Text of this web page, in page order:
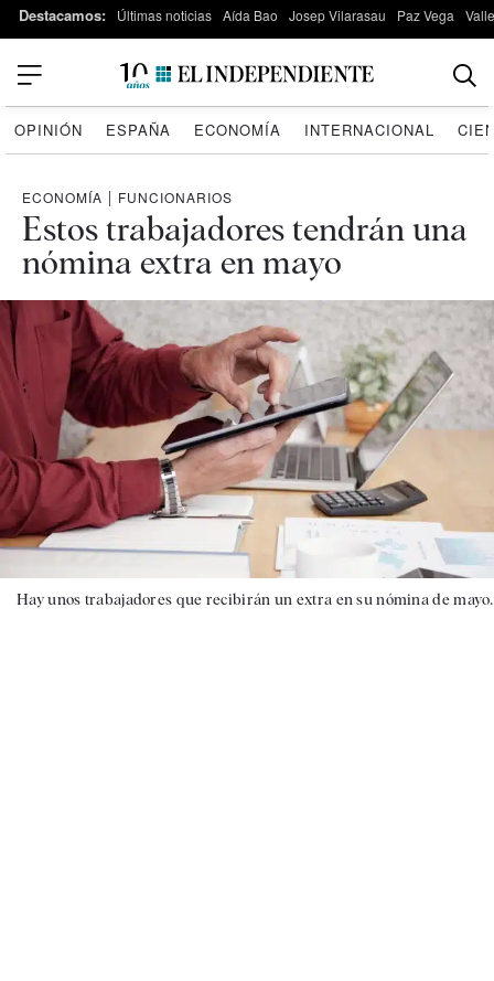
Destacamos: Últimas noticias Aída Bao Josep Vilarasau Paz Vega
OPINIÓN ESPAÑA ECONOMÍA INTERNACIONAL
ECONOMÍA | FUNCIONARIOS
Estos trabajadores tendrán una
nómina extra en mayo
Hay unos trabajadores que recibirán un extra en su nómina de mayo.